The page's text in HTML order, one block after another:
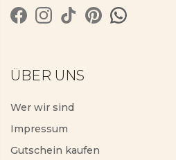
ÜBER UNS
Wer wir sind
Impressum
Gutschein kaufen